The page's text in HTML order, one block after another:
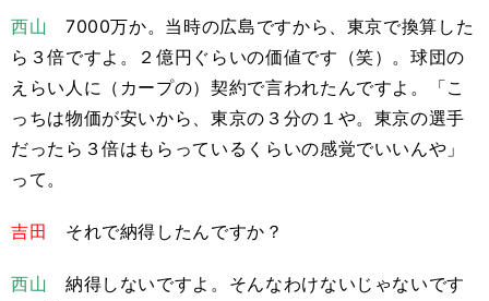
西山 7000万か。当時の広島ですから、東京で換算した
ら３倍ですよ。２億円ぐらいの価値です（笑）。球団の
えらい人に（カープの）契約で言われたんですよ。「こ
っちは物価が安いから、東京の３分の１や。東京の選手
だったら３倍はもらっているくらいの感覚でいいんや」
って。
吉田 それで納得したんですか？
西山 納得しないですよ。そんなわけないじゃないです